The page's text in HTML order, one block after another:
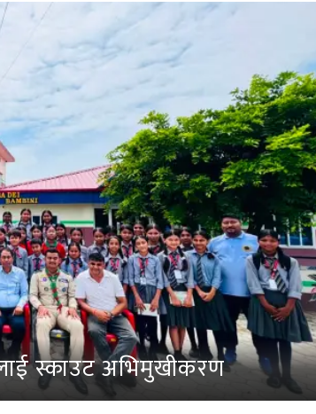
स्काउट अभिमुखीकरण